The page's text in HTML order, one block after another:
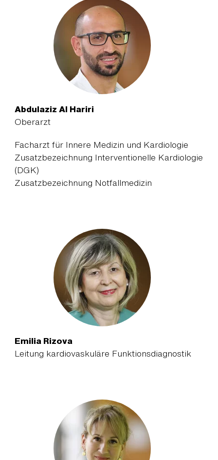
Abdulaziz Al Hariri
Oberarzt
Facharzt für Innere Medizin und Kardiologie
Zusatzbezeichnung Interventionelle Kardiologie
(DGK)
Zusatzbezeichnung Notfallmedizin
Emilia Rizova
Leitung kardiovaskuläre Funktionsdiagnostik